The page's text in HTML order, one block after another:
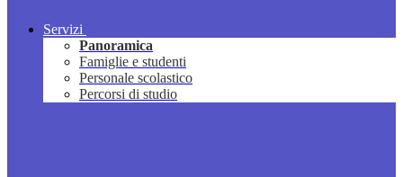
Servizi
Panoramica
Famiglie e studenti
Personale scolastico
Percorsi di studio